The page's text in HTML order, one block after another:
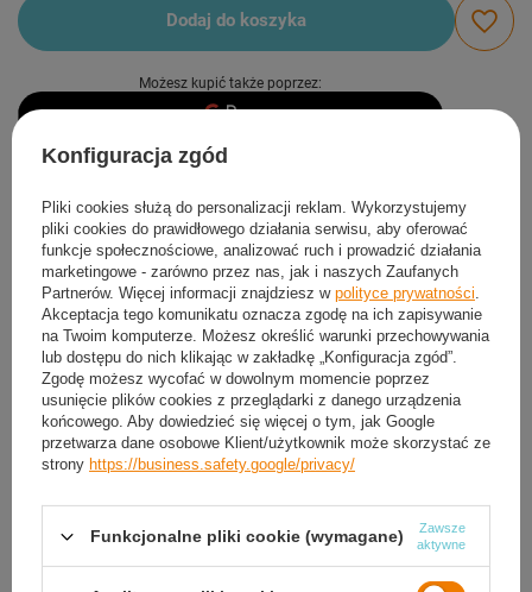
Dodaj do koszyka
Możesz kupić także poprzez:
Produkt dostępny Wysyłka
Darmowa i szybka dostawaod50,00 zł
30 dni na łatwy zwrot
Sprawdź, w którym sklepie obejrzysz i kupisz od ręki
Bezpieczne zakupy
Darmowa dostawa do paczkomatu lub punktu
odbioru
Smile - dostawy ze sklepów internetowych przy zamówieniu od50,00 złsą za
darmo Więcej informacji.
Konfiguracja zgód
Pliki cookies służą do personalizacji reklam. Wykorzystujemy
pliki cookies do prawidłowego działania serwisu, aby oferować
funkcje społecznościowe, analizować ruch i prowadzić działania
marketingowe - zarówno przez nas, jak i naszych Zaufanych
Partnerów. Więcej informacji znajdziesz w polityce prywatności
Akceptacja tego komunikatu oznacza zgodę na ich zapisywanie
na Twoim komputerze. Możesz określić warunki przechowywania
lub dostępu do nich klikając w zakładkę „Konfiguracja zgód”.
Zgodę możesz wycofać w dowolnym momencie poprzez
usunięcie plików cookies z przeglądarki z danego urządzenia
końcowego. Aby dowiedzieć się więcej o tym, jak Google
przetwarza dane osobowe Klient/użytkownik może skorzystać ze
strony https://business.safety.google/privacy/
Funkcjonalne pliki cookie (wymagane)
Zawsze
aktywne